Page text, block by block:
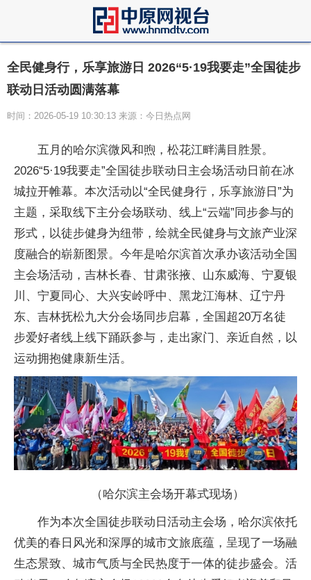
全民健身行，乐享旅游日 2026“5·19我要走”全国徒步
联动日活动圆满落幕
时间：2026-05-19 10:30:13 来源：今日热点网
五月的哈尔滨微风和煦，松花江畔满目胜景。
2026“5·19我要走”全国徒步联动日主会场活动日前在冰
城拉开帷幕。本次活动以“全民健身行，乐享旅游日”为
主题，采取线下主分会场联动、线上“云端”同步参与的
形式，以徒步健身为纽带，绘就全民健身与文旅产业深
度融合的崭新图景。今年是哈尔滨首次承办该活动全国
主会场活动，吉林长春、甘肃张掖、山东威海、宁夏银
川、宁夏同心、大兴安岭呼中、黑龙江海林、辽宁丹
东、吉林抚松九大分会场同步启幕，全国超20万名徒
步爱好者线上线下踊跃参与，走出家门、亲近自然，以
运动拥抱健康新生活。
（哈尔滨主会场开幕式现场）
作为本次全国徒步联动日活动主会场，哈尔滨依托
优美的春日风光和深厚的城市文旅底蕴，呈现了一场融
生态景致、城市气质与全民热度于一体的徒步盛会。活